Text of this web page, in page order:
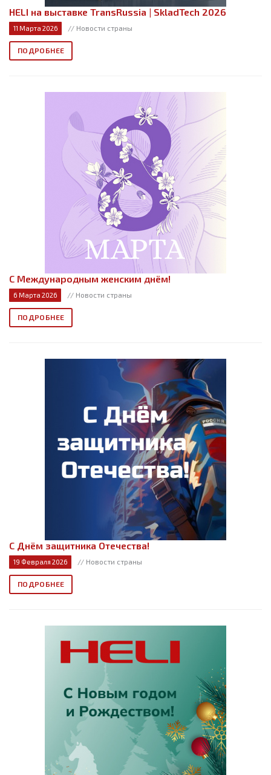
HELI на выставке TransRussia | SkladTech 2026
11 Марта 2026 // Новости страны
ПОДРОБНЕЕ
С Международным женским днём!
6 Марта 2026 // Новости страны
ПОДРОБНЕЕ
С Днём защитника Отечества!
19 Февраля 2026 // Новости страны
ПОДРОБНЕЕ